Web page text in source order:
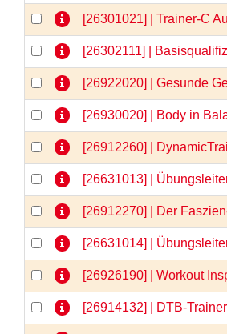
[26301021] | Trainer-C
[26302111] |
[26922020] | Gesunde
[26930020] | Body in
[26912260] |
[26631013] |
[26912270] | Der
[26631014] |
[26926190] | Workout
[26914132] | DTB-